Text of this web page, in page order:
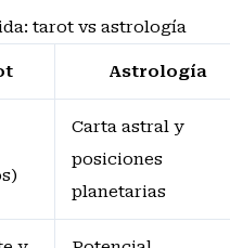
tarot vs astrología
Astrología
Carta astral y
posiciones
planetarias